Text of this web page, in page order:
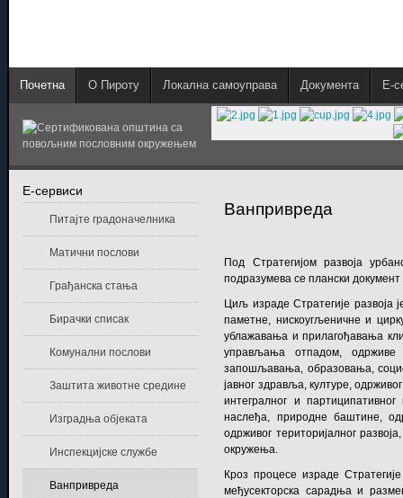
Почетна О Пироту Локална самоуправа Документа E-
Ванпривреда
Под Стратегијом развоја
подразумева се плански
Циљ израде Стратегије развоја
паметне, нискоугљеничне и
ублажавања и прилагођавања
управљања отпадом, одрживе
запошљавања, образовања,
јавног здравља, културе,
интегралног и
наслеђа, природне баштине,
одрживог територијалног
окружења.
Кроз процесе израде
међусекторска сарадња и
E-сервиси
Питајте градоначелника
Матични послови
Грађанска стања
Бирачки списак
Комунални послови
Заштита животне средине
Изградња објеката
Инспекцијске службе
Ванпривреда